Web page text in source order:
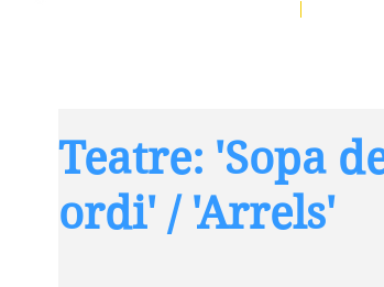
Teatre: 'Sopa
ordi' / 'Arrels'